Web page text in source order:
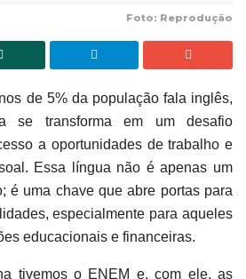
Foto: Reprodução
de 5% da população fala inglês,
se transforma em um desafio
a oportunidades de trabalho e
Essa língua não é apenas um
é uma chave que abre portas para
especialmente para aqueles
educacionais e financeiras.
tivemos o ENEM e, com ele, as